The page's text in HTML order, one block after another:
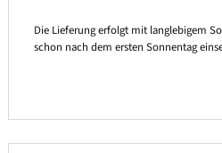
Die Lieferung erfolgt mit langlebigem
schon nach dem ersten Sonnentag